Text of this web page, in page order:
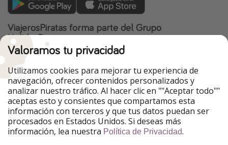
ViajerosPiratas forma parte del Grupo
HolidayPirates
Nuestros mercados
PiratinViaggio
HolidayPirates
VakantiePiraten
WakacyjniPiraci
VoyagesPirates
Ferienpiraten
Urlaubspiraten
Urlaubspiraten
TravelPirates
Nuestro grupo
Valoramos tu privacidad
Utilizamos cookies para mejorar tu experiencia de
navegación, ofrecer contenidos personalizados y
analizar nuestro tráfico. Al hacer clic en ""Aceptar todo""
aceptas esto y consientes que compartamos esta
información con terceros y que tus datos puedan ser
procesados en Estados Unidos. Si deseas más
información, lea nuestra Política de Privacidad.